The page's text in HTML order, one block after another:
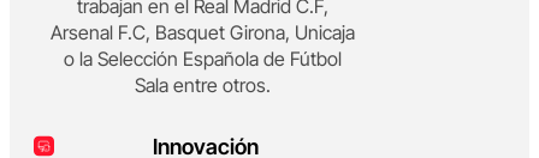
trabajan en el Real Madrid C.F,
Arsenal F.C, Basquet Girona, Unicaja
o la Selección Española de Fútbol
Sala entre otros.
Innovación